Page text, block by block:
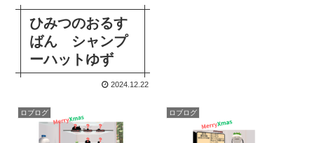
ひみつのおるす
ばん シャンプ
ーハットゆず
2024.12.22
ロブログ ロブログ